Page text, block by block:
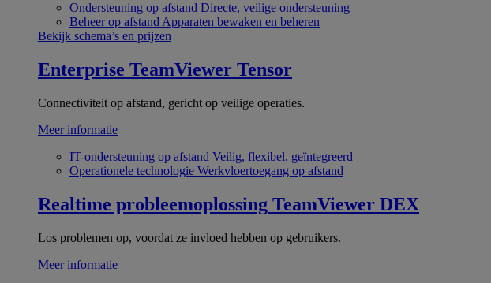
Ondersteuning op afstand Directe, veilige ondersteuning
Beheer op afstand Apparaten bewaken en beheren
Bekijk schema’s en prijzen
Enterprise TeamViewer Tensor
Connectiviteit op afstand, gericht op veilige operaties.
Meer informatie
IT-ondersteuning op afstand Veilig, flexibel, geïntegreerd
Operationele technologie Werkvloertoegang op afstand
Realtime probleemoplossing TeamViewer DEX
Los problemen op, voordat ze invloed hebben op gebruikers.
Meer informatie